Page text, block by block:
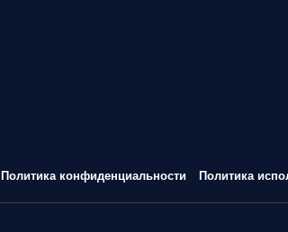
Политика конфиденциальности Политика